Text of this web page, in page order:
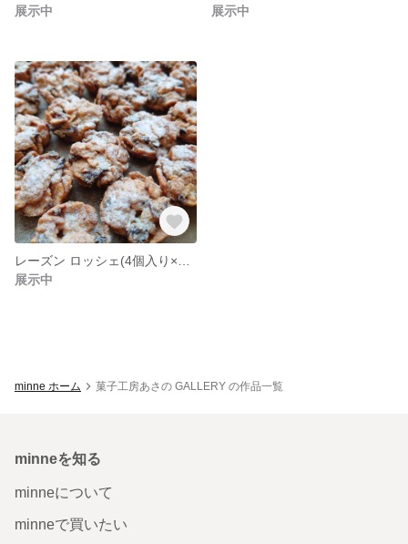
展示中
展示中
展示中
minne ホーム 菓子工房あさの GALLERY の作品一覧
minneを知る
minneについて
minneで買いたい